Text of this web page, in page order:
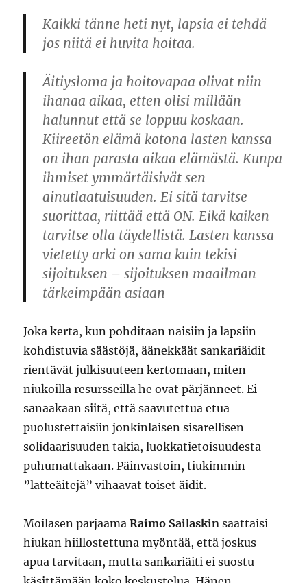
Kaikki tänne heti nyt, lapsia ei tehdä
jos niitä ei huvita hoitaa.
Äitiysloma ja hoitovapaa olivat niin
ihanaa aikaa, etten olisi millään
halunnut että se loppuu koskaan.
Kiireetön elämä kotona lasten kanssa
on ihan parasta aikaa elämästä. Kunpa
ihmiset ymmärtäisivät sen
ainutlaatuisuuden. Ei sitä tarvitse
suorittaa, riittää että ON. Eikä kaiken
tarvitse olla täydellistä. Lasten kanssa
vietetty arki on sama kuin tekisi
sijoituksen – sijoituksen maailman
tärkeimpään asiaan
Joka kerta, kun pohditaan naisiin ja lapsiin
kohdistuvia säästöjä, äänekkäät sankariäidit
rientävät julkisuuteen kertomaan, miten
niukoilla resursseilla he ovat pärjänneet. Ei
sanaakaan siitä, että saavutettua etua
puolustettaisiin jonkinlaisen sisarellisen
solidaarisuuden takia, luokkatietoisuudesta
puhumattakaan. Päinvastoin, tiukimmin
”latteäitejä” vihaavat toiset äidit.
Moilasen parjaamaRaimo Sailaskin saattaisi
hiukan hiillostettuna myöntää, että joskus
apua tarvitaan, mutta sankariäiti ei suostu